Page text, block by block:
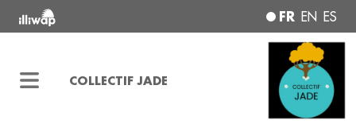
FR EN ES
COLLECTIF JADE